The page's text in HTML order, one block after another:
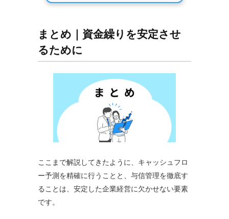
まとめ｜資金繰りを安定させ
るために
ここまで解説してきたように、キャッシュフロ
ー予測を精確に行うことと、与信管理を徹底す
ることは、安定した企業経営に欠かせない要素
です。